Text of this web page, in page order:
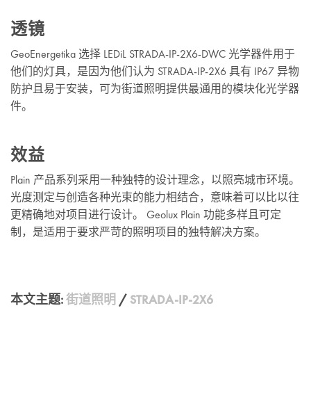
透镜
GeoEnergetika 选择 LEDiL STRADA-IP-2X6-DWC 光学器件用于
他们的灯具，是因为他们认为 STRADA-IP-2X6 具有 IP67 异物
防护且易于安装，可为街道照明提供最通用的模块化光学器
件。
效益
Plain 产品系列采用一种独特的设计理念，以照亮城市环境。
光度测定与创造各种光束的能力相结合，意味着可以比以往
更精确地对项目进行设计。 Geolux Plain 功能多样且可定
制，是适用于要求严苛的照明项目的独特解决方案。
本文主题:街道照明 / STRADA-IP-2X6